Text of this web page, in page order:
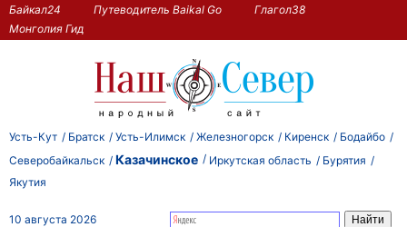
Байкал24 Путеводитель Baikal Go
Глагол38
Монголия Гид
Усть-Кут Братск Усть-Илимск Железногорск Киренск
Бодайбо
Северобайкальск
Казачинское Иркутская область
Бурятия
Якутия
10 августа 2026